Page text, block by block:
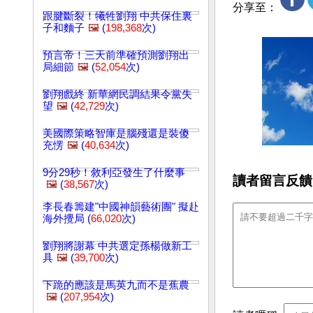
跟腱斷裂！犧牲劉翔 中共保住裏
子和麵子 🖼️ (198,368次)
預言帝！三天前準確預測劉翔出
局細節 🖼️ (52,054次)
劉翔戲終 新華網民調結果令黨失
望 🖼️ (42,729次)
美國際策略智庫是腦殘還是裝傻
充愣 🖼️ (40,634次)
9分29秒！敘利亞發生了什麼事
🖼️ (38,567次)
李長春籌建"中國神韻藝術團" 擬赴
海外攪局 (66,020次)
劉翔將謝幕 中共選定孫楊做新工
具 🖼️ (39,700次)
下跪的應該是馬英九而不是蕉農
🖼️ (207,954次)
分享至：
讀者留言反